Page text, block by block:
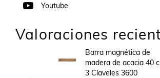
Youtube
Valoraciones
Barra magnética de
madera de acacia 40
3 Claveles 3600